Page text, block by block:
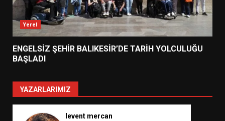
Yerel
ENGELSİZ ŞEHİR BALIKESİR’DE TARİH YOLCULUĞU
BAŞLADI
YAZARLARIMIZ
levent mercan